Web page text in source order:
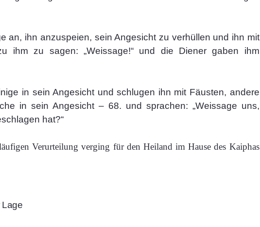
an, ihn anzuspeien, sein Angesicht zu verhüllen und ihn mit
ihm zu sagen: „Weissage!“ und die Diener gaben ihm
in sein Angesicht und schlugen ihn mit Fäusten, andere
in sein Angesicht – 68. und sprachen: „Weissage uns,
hat?“
Verurteilung verging für den Heiland im Hause des Kaiphas
Lage